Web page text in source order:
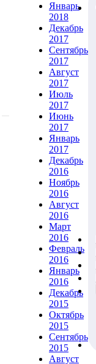
Январь
2018
Декабрь
2017
Сентябрь
2017
Август
2017
Июль
2017
Июнь
2017
Январь
2017
Декабрь
2016
Ноябрь
2016
Август
2016
Март
2016
Февраль
2016
Январь
2016
Декабрь
2015
Октябрь
2015
Сентябрь
2015
Август